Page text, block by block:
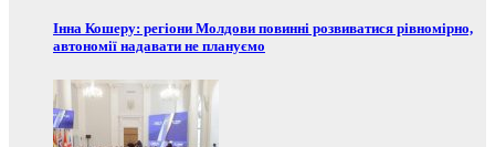
Інна Кошеру: регіони Молдови повинні розвиватися рівномірно,
автономії надавати не плануємо